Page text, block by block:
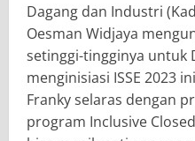
Dagang dan Industri
Oesman Widjaya
setinggi-tingginya untuk
menginisiasi ISSE 2023
Franky selaras dengan
program Inclusive